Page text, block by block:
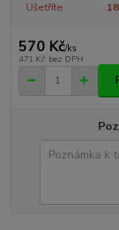
Ušetříte
570 Kč/ks
471 Kč bez DPH